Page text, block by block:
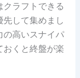
ラフトできる
して集めまし
の高いスナイパ
おくと終盤が楽